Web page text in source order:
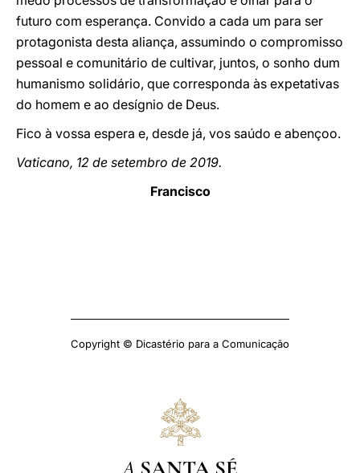
futuro com esperança. Convido a cada um para ser
protagonista desta aliança, assumindo o compromisso
pessoal e comunitário de cultivar, juntos, o sonho dum
humanismo solidário, que corresponda às expetativas
do homem e ao desígnio de Deus.
Fico à vossa espera e, desde já, vos saúdo e abençoo.
Vaticano, 12 de setembro de 2019.
Francisco
Copyright © Dicastério para a Comunicação
A